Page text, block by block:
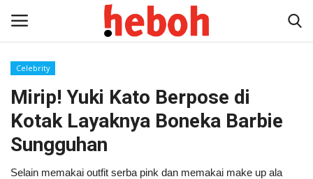
Home
Entertainment
Lifestyle
Celebrity
Mirip! Yuki Kato Berpose di
Kotak Layaknya Boneka Barbie
Sungguhan
Selain memakai outfit serba pink dan memakai make up ala